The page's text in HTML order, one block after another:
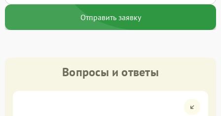
Отправить заявку
Вопросы и ответы